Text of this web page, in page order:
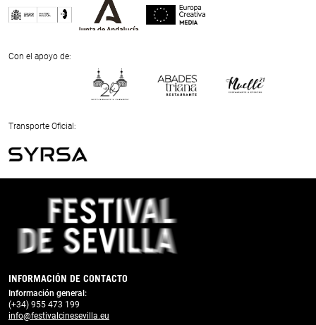
Next
Con el apoyo de:
Next
Transporte Oficial:
Previous
INFORMACIÓN DE CONTACTO
Información general:
(+34) 955 473 199
info@festivalcinesevilla.eu